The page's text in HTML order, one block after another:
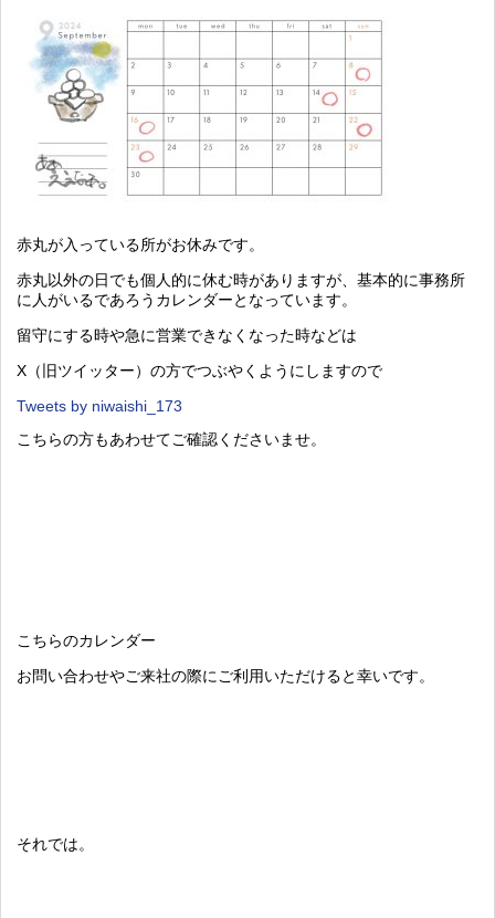
赤丸が入っている所がお休みです。
赤丸以外の日でも個人的に休む時がありますが、基本的に事務所
に人がいるであろうカレンダーとなっています。
留守にする時や急に営業できなくなった時などは
X（旧ツイッター）の方でつぶやくようにしますので
Tweets by niwaishi_173
こちらの方もあわせてご確認くださいませ。
こちらのカレンダー
お問い合わせやご来社の際にご利用いただけると幸いです。
それでは。